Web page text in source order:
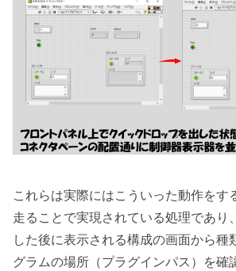
これらは実際にはこういった動作をす
走ることで実現されている処理であり
した後に表示される構成の画面から種
グラムの場所（プラグインパス）を確